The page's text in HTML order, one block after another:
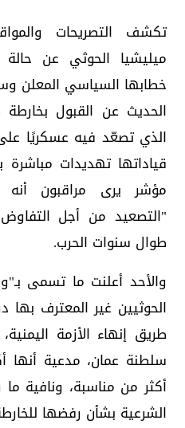
تكشف التصريحات
ميليشيا الحوثي عن
خطابها السياسي المعلن
الحديث عن القبول
الذي تصعّد فيه عسكريًا
قياداتها تهديدات
مؤشر يرى مراقبون
"التصعيد من أجل
طوال سنوات الحرب.
والأحد أعلنت ما تسمى
الحوثيين غير المعترف
طريق إنهاء الأزمة
سلطنة عمان، مدعية
أكثر من مناسبة، ونافية
الشرعية بشأن رفضها